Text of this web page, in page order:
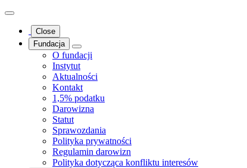
Close
Fundacja
O fundacji
Instytut
Aktualności
Kontakt
1,5% podatku
Darowizna
Statut
Sprawozdania
Polityka prywatności
Regulamin darowizn
Polityka dotycząca konfliktu interesów